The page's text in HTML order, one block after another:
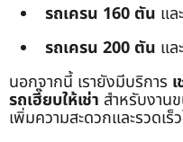
รถเครน 160 ตัน และ
รถเครน 200 ตัน และ
นอกจากนี้ เรายังมีบริการ
รถเฮี๊ยบให้เช่า สำหรับงาน
เพิ่มความสะดวกและรวดเ